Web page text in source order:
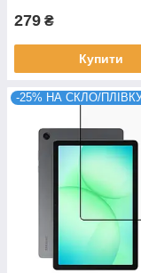
279 ₴
Купити
-25% НА СКЛО/